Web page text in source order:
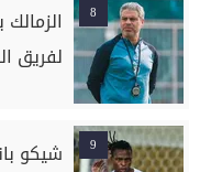
8
لفريق
9 شيكو